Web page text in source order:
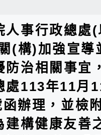
人事行政總處
(構)加強宣導
防治相關事宜
處113年11月
辦理，並檢
建構健康友善